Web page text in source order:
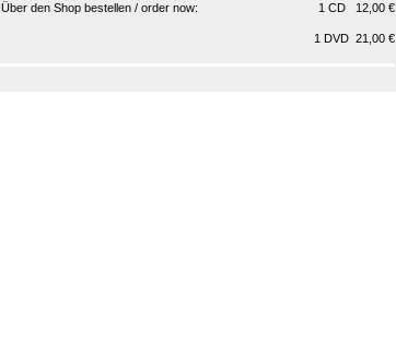
Über den Shop bestellen / order now:
1 CD 12,00 €
1 DVD 21,00 €